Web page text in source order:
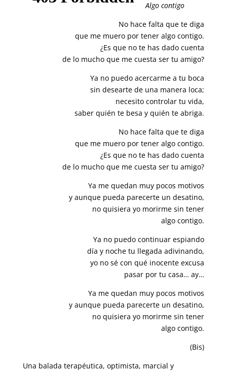
Algo contigo
No hace falta que te diga
que me muero por tener algo contigo.
¿Es que no te has dado cuenta
de lo mucho que me cuesta ser tu amigo?
Ya no puedo acercarme a tu boca
sin desearte de una manera loca;
necesito controlar tu vida,
saber quién te besa y quién te abriga.
No hace falta que te diga
que me muero por tener algo contigo.
¿Es que no te has dado cuenta
de lo mucho que me cuesta ser tu amigo?
Ya me quedan muy pocos motivos
y aunque pueda parecerte un desatino,
no quisiera yo morirme sin tener
algo contigo.
Ya no puedo continuar espiando
día y noche tu llegada adivinando,
yo no sé con qué inocente excusa
pasar por tu casa… ay…
Ya me quedan muy pocos motivos
y aunque pueda parecerte un desatino,
no quisiera yo morirme sin tener
algo contigo.
(Bis)
Una balada terapéutica, optimista, marcial y